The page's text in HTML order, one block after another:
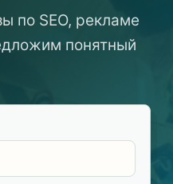
по SEO, рекламе
понятный